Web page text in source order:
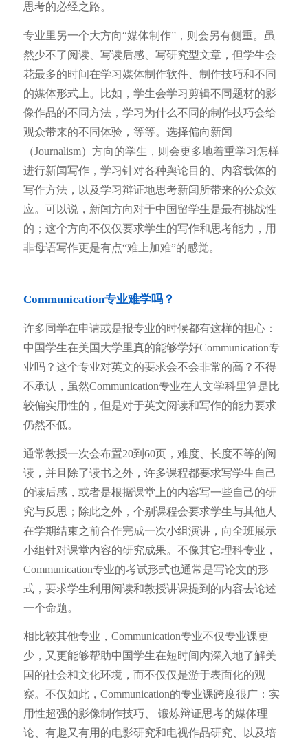
思考的必经之路。
专业里另一个大方向“媒体制作”，则会另有侧重。虽
然少不了阅读、写读后感、写研究型文章，但学生会
花最多的时间在学习媒体制作软件、制作技巧和不同
的媒体形式上。比如，学生会学习剪辑不同题材的影
像作品的不同方法，学习为什么不同的制作技巧会给
观众带来的不同体验，等等。选择偏向新闻
（Journalism）方向的学生，则会更多地着重学习怎样
进行新闻写作，学习针对各种舆论目的、内容载体的
写作方法，以及学习辩证地思考新闻所带来的公众效
应。可以说，新闻方向对于中国留学生是最有挑战性
的；这个方向不仅仅要求学生的写作和思考能力，用
非母语写作更是有点“难上加难”的感觉。
Communication专业难学吗？
许多同学在申请或是报专业的时候都有这样的担心：
中国学生在美国大学里真的能够学好Communication专
业吗？这个专业对英文的要求会不会非常的高？不得
不承认，虽然Communication专业在人文学科里算是比
较偏实用性的，但是对于英文阅读和写作的能力要求
仍然不低。
通常教授一次会布置20到60页，难度、长度不等的阅
读，并且除了读书之外，许多课程都要求写学生自己
的读后感，或者是根据课堂上的内容写一些自己的研
究与反思；除此之外，个别课程会要求学生与其他人
在学期结束之前合作完成一次小组演讲，向全班展示
小组针对课堂内容的研究成果。不像其它理科专业，
Communication专业的考试形式也通常是写论文的形
式，要求学生利用阅读和教授讲课提到的内容去论述
一个命题。
相比较其他专业，Communication专业不仅专业课更
少，又更能够帮助中国学生在短时间内深入地了解美
国的社会和文化环境，而不仅仅是游于表面化的观
察。不仅如此，Communication的专业课跨度很广：实
用性超强的影像制作技巧、 锻炼辩证思考的媒体理
论、有趣又有用的电影研究和电视作品研究、以及培